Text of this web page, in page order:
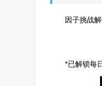
因子挑战
*已解锁每